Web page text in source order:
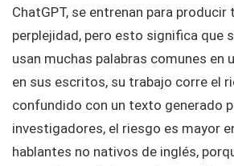
ChatGPT, se entrenan para
perplejidad, pero esto significa que
usan muchas palabras comunes en
en sus escritos, su trabajo corre el
confundido con un texto generado
investigadores, el riesgo es mayor
hablantes no nativos de inglés,